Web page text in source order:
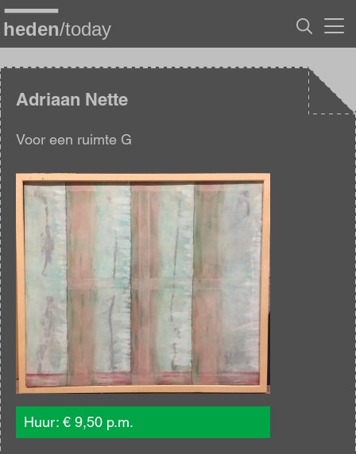
Overslaan
en
naar
inhoud
gaanAdriaan Nette
Voor een ruimte G
Afbeelding
Huur: € 9,50 p.m.